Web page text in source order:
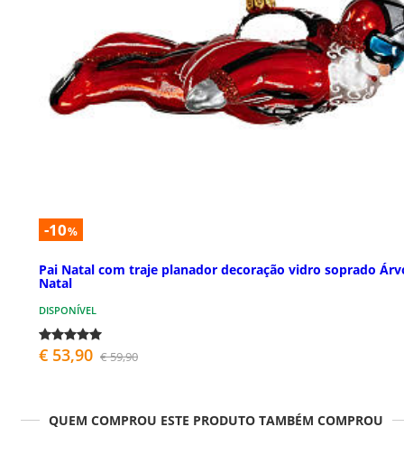
-10%
Pai Natal com traje planador decoração vidro soprado
Natal
DISPONÍVEL
€ 53,90 € 59,90
QUEM COMPROU ESTE PRODUTO TAMBÉM COMPROU